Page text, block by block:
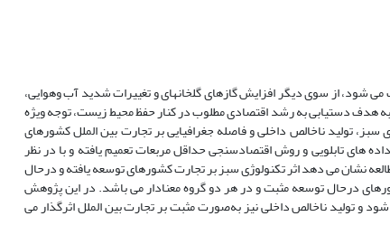
شود، از سوی دیگر افزایش گازهای گلخانه‏ای و تغییرات شدید آب‏ و‏هوایی،
هدف دستیابی به رشد اقتصادی مطلوب در کنار حفظ محیط زیست، توجه ویژه
تولید ناخالص داخلی و فاصله جغرافیایی بر تجارت بین‏ الملل کشورهای
شده ‏است که با بهره ‏گیری از داده‏ های تابلویی و روش اقتصاد‏سنجی حداقل مربعات تعمیم‏ یافته و با در نظر
است. نتایج حاصل از این مطالعه نشان می‏ دهد اثر تکنولوژی سبز بر تجارت کشورهای توسعه ‏یافته و درحال
درحال توسعه مثبت و در هر دو گروه معنادار می باشد. در این پژوهش
و تولید‏ ناخالص داخلی نیز به‌صورت مثبت بر تجارت بین ‏الملل اثرگذار می